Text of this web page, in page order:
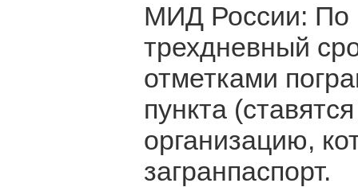
МИД России: По
трехдневный
отметками
пункта
организацию,
загранпаспорт.